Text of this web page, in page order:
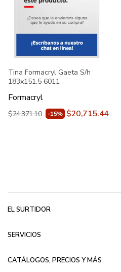
Tina Formacryl Gaeta S/h
183x151.5 6011
Formacryl
$24,371.10 -15% $20,715.44
EL SURTIDOR
SERVICIOS
CATÁLOGOS, PRECIOS Y MÁS